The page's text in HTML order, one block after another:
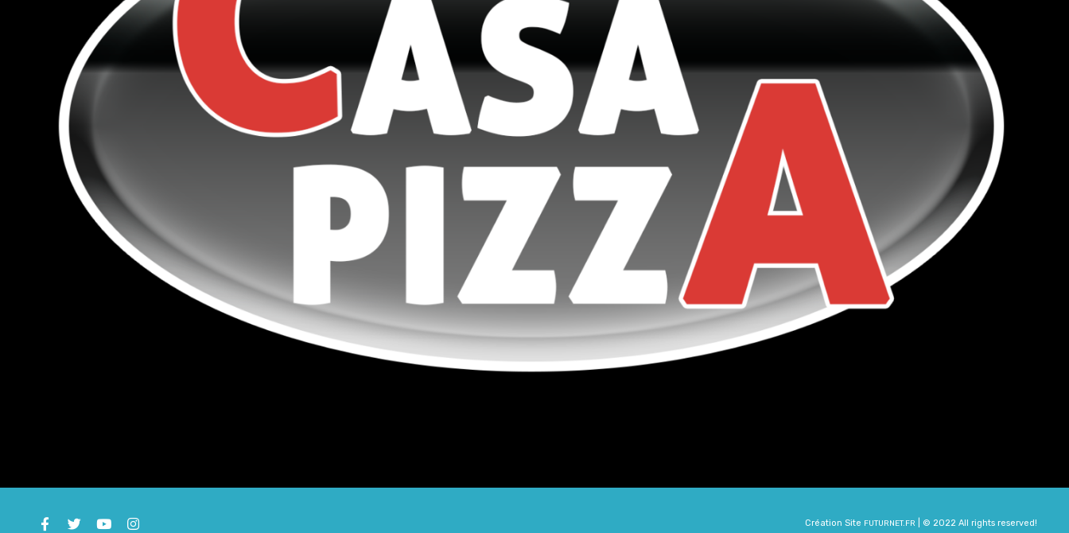
Création Site FUTURNET.FR | © 2022 All rights reserved!